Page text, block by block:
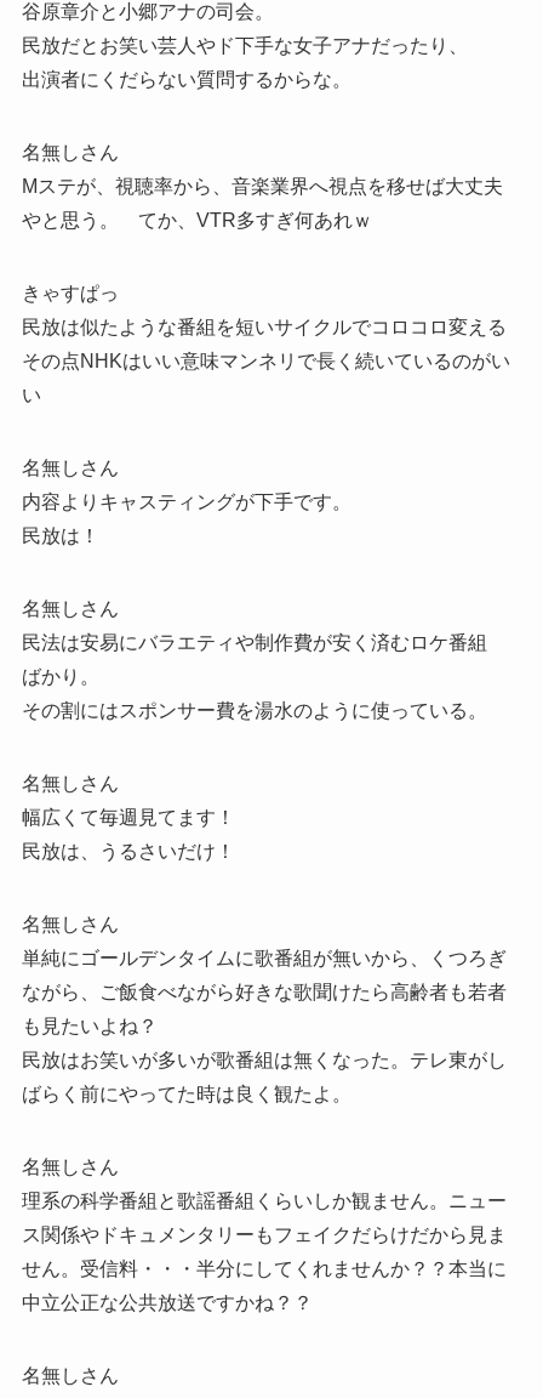
谷原章介と小郷アナの司会。
民放だとお笑い芸人やド下手な女子アナだったり、
出演者にくだらない質問するからな。
名無しさん
Mステが、視聴率から、音楽業界へ視点を移せば大丈夫
やと思う。 てか、VTR多すぎ何あれｗ
きゃすぱっ
民放は似たような番組を短いサイクルでコロコロ変える
その点NHKはいい意味マンネリで長く続いているのがい
い
名無しさん
内容よりキャスティングが下手です。
民放は！
名無しさん
民法は安易にバラエティや制作費が安く済むロケ番組
ばかり。
その割にはスポンサー費を湯水のように使っている。
名無しさん
幅広くて毎週見てます！
民放は、うるさいだけ！
名無しさん
単純にゴールデンタイムに歌番組が無いから、くつろぎ
ながら、ご飯食べながら好きな歌聞けたら高齢者も若者
も見たいよね？
民放はお笑いが多いが歌番組は無くなった。テレ東がし
ばらく前にやってた時は良く観たよ。
名無しさん
理系の科学番組と歌謡番組くらいしか観ません。ニュー
ス関係やドキュメンタリーもフェイクだらけだから見ま
せん。受信料・・・半分にしてくれませんか？？本当に
中立公正な公共放送ですかね？？
名無しさん